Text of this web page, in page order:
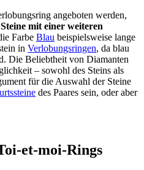
angeboten werden,
mit einer weiteren
Farbe Blau beispielsweise lange
in Verlobungsringen, da blau
Die Beliebtheit von Diamanten
– sowohl des Steins als
für die Auswahl der Steine
des Paares sein, oder aber
et-moi-Rings